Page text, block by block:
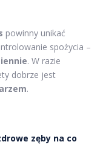
powinny unikać
spożycia –
. W razie
dobrze jest
.
zęby na co